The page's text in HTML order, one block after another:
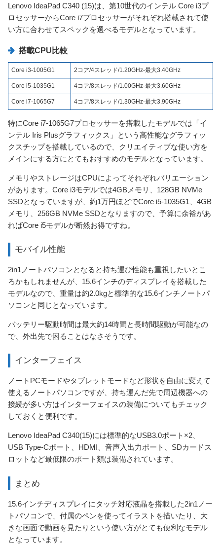
Lenovo IdeaPad C340 (15)は、第10世代のインテル Core i3プ
ロセッサーからCore i7プロセッサーがそれぞれ搭載されて使
い方に合わせてスペックを選べるモデルとなっています。
搭載CPU比較
Core i3-1005G1 2コア/4スレッド/1.20GHz-最大3.40GHz
Core i5-1035G1 4コア/8スレッド/1.00GHz-最大3.60GHz
Core i7-1065G7 4コア/8スレッド/1.30GHz-最大3.90GHz
特にCore i7-1065G7プロセッサーを搭載したモデルでは「イ
ンテル Iris Plusグラフィックス」という高性能なグラフィッ
クスチップを搭載しているので、クリエイティブな使い方を
メインにする方にとてもおすすめのモデルとなっています。
メモリやストレージはCPUによってそれぞれバリエーション
があります。Core i3モデルでは4GBメモリ、128GB NVMe
SSDとなっていますが、約1万円ほどでCore i5-1035G1、4GB
メモリ、256GB NVMe SSDとなりますので、予算に余裕があ
ればCore i5モデルが断然お得ですね。
モバイル性能
2in1ノートパソコンとなると持ち運び性能も重視したいとこ
ろかもしれませんが、15.6インチのディスプレイを搭載した
モデルなので、重量は約2.0kgと標準的な15.6インチノートパ
ソコンと同じとなっています。
バッテリー駆動時間は最大約14時間と長時間駆動が可能なの
で、外出先で困ることはなさそうです。
インターフェイス
ノートPCモードやタブレットモードなど形状を自由に変えて
使えるノートパソコンですが、持ち運んだ先で周辺機器への
接続が多い方はインターフェイスの装備についてもチェック
しておくと便利です。
Lenovo IdeaPad C340(15)には標準的なUSB3.0ポート×2、
USB Type-Cポート、HDMI、音声入出力ポート、SDカードス
ロットなど最低限のポート類は装備されています。
まとめ
15.6インチディスプレイにタッチ対応液晶を搭載した2in1ノー
トパソコンで、付属のペンを使ってイラストを描いたり、大
きな画面で動画を見たりという使い方がとても便利なモデル
となっています。